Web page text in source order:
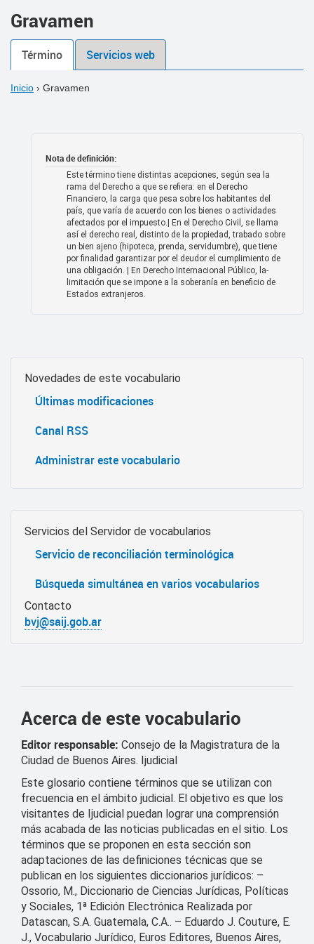
Gravamen
Término Servicios web
Inicio › Gravamen
Nota de definición:
Este término tiene distintas acepciones, según sea la
rama del Derecho a que se refiera: en el Derecho
Financiero, la carga que pesa sobre los habitantes del
país, que varía de acuerdo con los bienes o actividades
afectados por el impuesto.| En el Derecho Civil, se llama
así el derecho real, distinto de la propiedad, trabado sobre
un bien ajeno (hipoteca, prenda, servidumbre), que tiene
por finalidad garantizar por el deudor el cumplimiento de
una obligación. | En Derecho Internacional Público, la-
limitación que se impone a la soberanía en beneficio de
Estados extranjeros.
Novedades de este vocabulario
Últimas modificaciones
Canal RSS
Administrar este vocabulario
Servicios del Servidor de vocabularios
Servicio de reconciliación terminológica
Búsqueda simultánea en varios vocabularios
Contacto
bvj@saij.gob.ar
Acerca de este vocabulario
Editor responsable: Consejo de la Magistratura de la
Ciudad de Buenos Aires. Ijudicial
Este glosario contiene términos que se utilizan con
frecuencia en el ámbito judicial. El objetivo es que los
visitantes de Ijudicial puedan lograr una comprensión
más acabada de las noticias publicadas en el sitio. Los
términos que se proponen en esta sección son
adaptaciones de las definiciones técnicas que se
publican en los siguientes diccionarios jurídicos: –
Ossorio, M., Diccionario de Ciencias Jurídicas, Políticas
y Sociales, 1ª Edición Electrónica Realizada por
Datascan, S.A. Guatemala, C.A.. – Eduardo J. Couture, E.
J., Vocabulario Jurídico, Euros Editores, Buenos Aires,